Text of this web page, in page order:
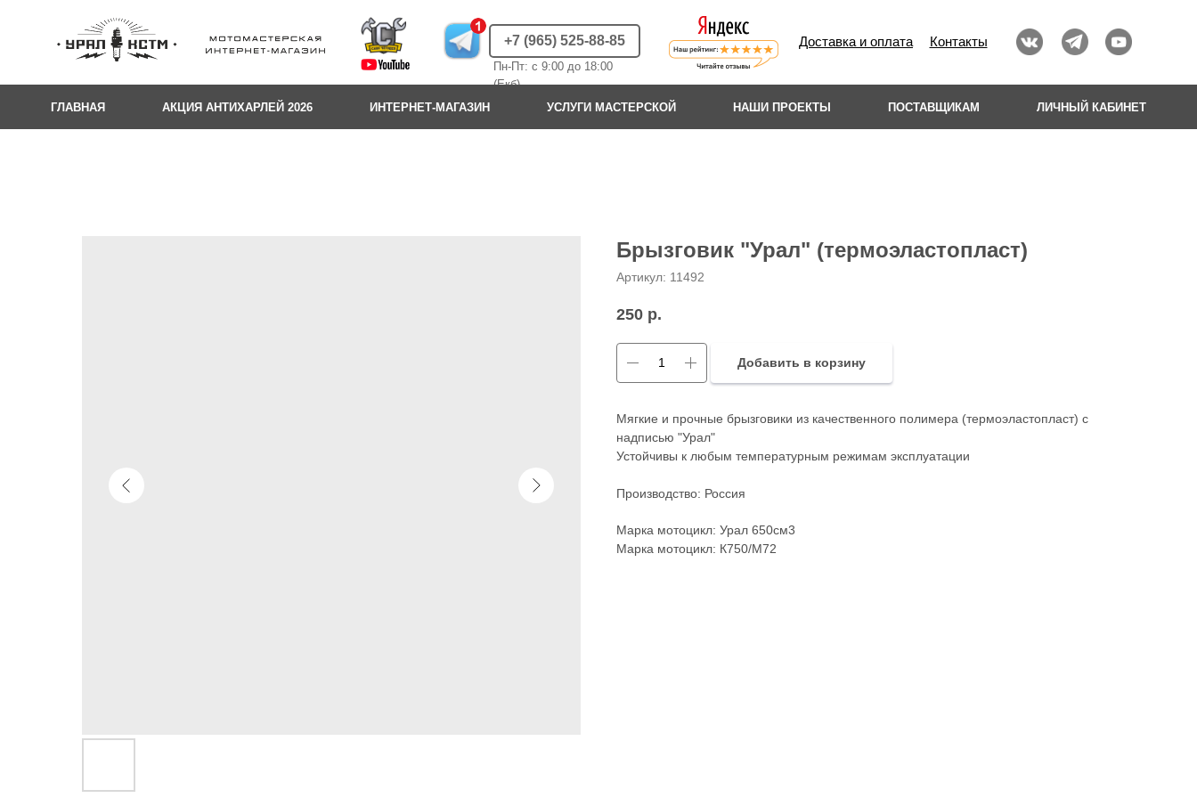
Контакты
Доставка и оплата
+7 (965) 525-88-85
Пн-Пт: с 9:00 до 18:00
(Екб)
ГЛАВНАЯ
АКЦИЯ АНТИХАРЛЕЙ 2026 ИНТЕРНЕТ-МАГАЗИН УСЛУГИ МАСТЕРСКОЙ НАШИ ПРОЕКТЫ ПОСТАВЩИКАМ ЛИЧНЫЙ КАБИНЕТ
Брызговик "Урал" (термоэластопласт)
Артикул: 11492
250 р.
Добавить в корзину
Мягкие и прочные брызговики из качественного полимера (термоэластопласт) с
надписью "Урал"
Устойчивы к любым температурным режимам эксплуатации
Производство: Россия
Марка мотоцикл: Урал 650см3
Марка мотоцикл: К750/М72